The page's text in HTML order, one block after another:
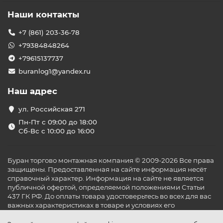
Владельцам магазинов и супермаркетов
кортам
Фармацевтическим компаниям и лабораториям
Логистическим и складским комплексам
Преимущества покупки
холодильной сплит-системы у
нас
Ариада, Bitzer, Danfoss и другими
Официальная гарантия от 1 года до 3 лет
конкретную площадь и условия эксплуатации
Ассортимент: на что обратить
внимание при выборе
В каталоге «БУРАН» вы найдёте какбытовые сплит-
системы для охлаждения продуктовв кафе и
Наши контакты
+7 (861) 203-36-78
+79384848264
+79615137737
buranlog1@yandex.ru
Наш адрес
ул. Российская 271
Пн-Пт с 09:00 до 18:00
Сб-Вс с 10:00 до 16:00
Буран торгово монтажная компания © 2009-2026 Все права
защищены. Предоставленная на сайте информация несёт
справочный характер. Информация на сайте не является
публичной офертой, определяемой положениями Статьи
437 ГК РФ. До оплаты товара удостоверьтесь во всех для вас
важных характеристиках в товаре и условиях его